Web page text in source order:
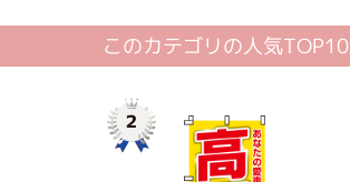
このカテゴリの人気TOP10